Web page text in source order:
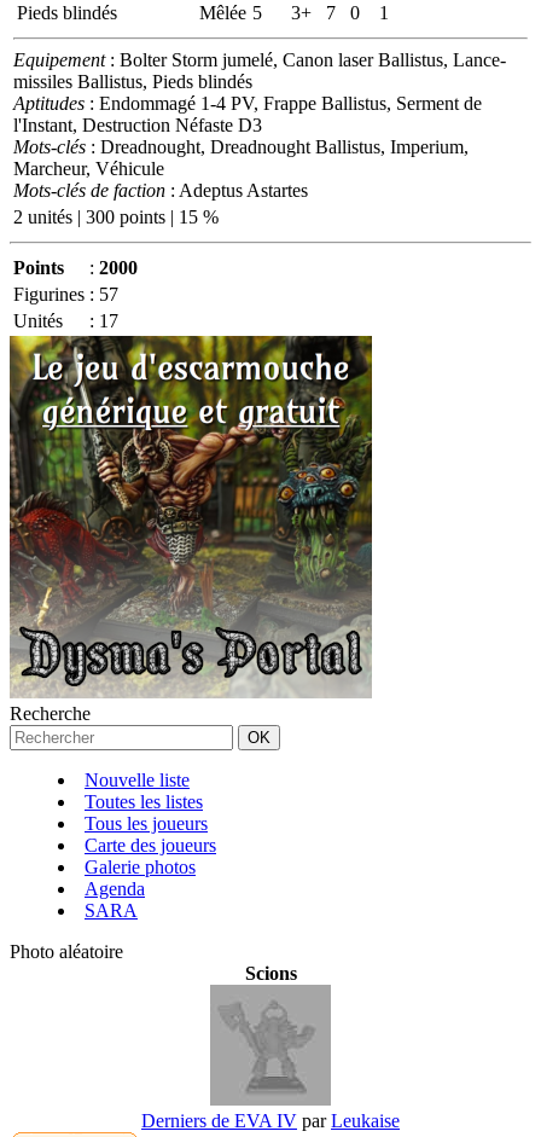
Pieds blindés
Mêlée 5 3+ 7 0 1
Equipement: Bolter Storm jumelé, Canon laser Ballistus, Lance-
missiles Ballistus, Pieds blindés
Aptitudes : Endommagé 1-4 PV, Frappe Ballistus, Serment de
l'Instant, Destruction Néfaste D3
Mots-clés : Dreadnought, Dreadnought Ballistus, Imperium,
Marcheur, Véhicule
Mots-clés de faction : Adeptus Astartes
2 unités | 300 points | 15 %
Points : 2000
Figurines : 57
Unités
: 17
Recherche
Nouvelle liste
Toutes les listes
Tous les joueurs
Carte des joueurs
Galerie photos
Agenda
SARA
Photo aléatoire
Scions
Derniers de EVA IV parLeukaise